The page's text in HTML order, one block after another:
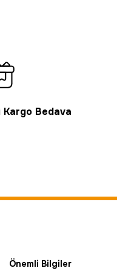
Bedava
Önemli Bilgiler